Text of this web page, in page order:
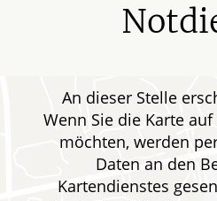
Krankheiten & Therapie
An dieser Stelle
Wenn Sie die Karte
möchten, werden
Daten an den
Kartendienstes